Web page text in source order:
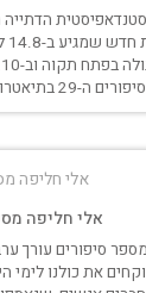
סיפורים ה-29 בתיאטרון גבעתיים
אלי חליפה
סיפורים עורך
את כולנו לימי